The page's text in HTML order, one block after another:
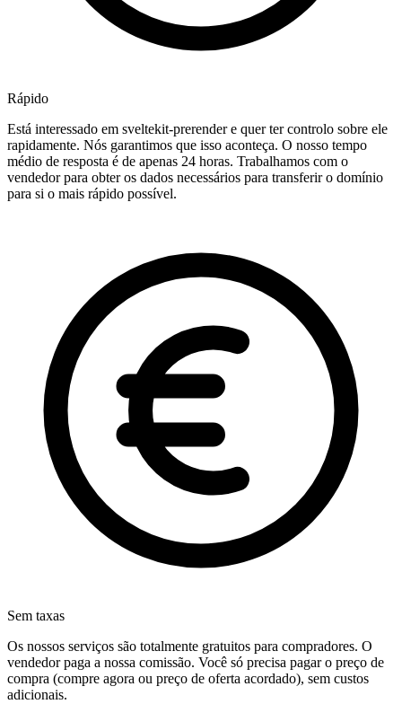
Rápido
Está interessado em sveltekit-prerender e quer ter controlo sobre ele
rapidamente. Nós garantimos que isso aconteça. O nosso tempo
médio de resposta é de apenas 24 horas. Trabalhamos com o
vendedor para obter os dados necessários para transferir o domínio
para si o mais rápido possível.
Sem taxas
Os nossos serviços são totalmente gratuitos para compradores. O
vendedor paga a nossa comissão. Você só precisa pagar o preço de
compra (compre agora ou preço de oferta acordado), sem custos
adicionais.